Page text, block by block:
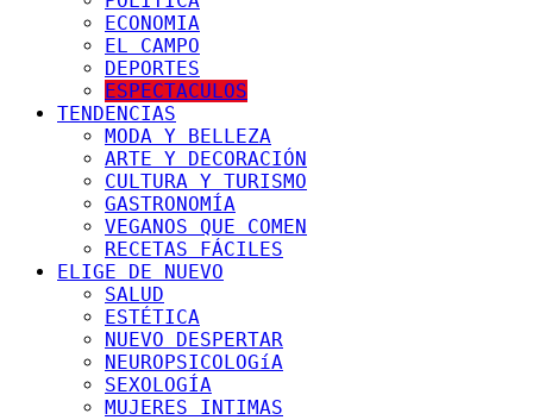
ECONOMIA
EL CAMPO
DEPORTES
ESPECTACULOS
TENDENCIAS
MODA Y BELLEZA
ARTE Y DECORACIÓN
CULTURA Y TURISMO
GASTRONOMÍA
VEGANOS QUE COMEN
RECETAS FÁCILES
ELIGE DE NUEVO
SALUD
ESTÉTICA
NUEVO DESPERTAR
NEUROPSICOLOGíA
SEXOLOGÍA
MUJERES INTIMAS